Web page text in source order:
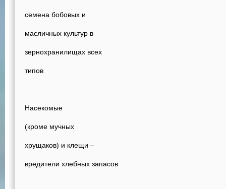
семена бобовых и
масличных культур в
зернохранилищах всех
типов
Насекомые
(кроме мучных
хрущаков) и клещи –
вредители хлебных запасов